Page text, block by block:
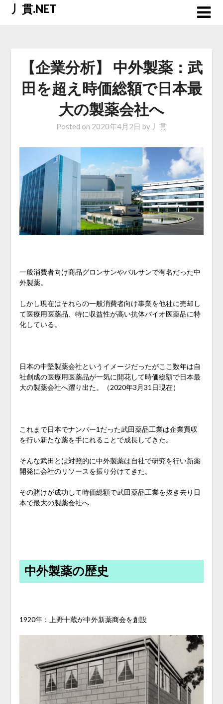
Skip丿貫.NET
【企業分析】 中外製薬：武
田を超え時価総額で日本最
大の製薬会社へ
Posted on 2020年4月2日 by 丿貫
一般消費者向け商品グロンサンやバルサンで有名だった中
外製薬。
しかし現在はそれらの一般消費者向け事業を他社に売却し
て医療用医薬品、特に収益性が高い抗体バイオ医薬品に特
化している。
日本の中堅製薬会社というイメージだったがここ数年は自
社創成の医療用医薬品が一気に開花して時価総額で日本最
大の製薬会社へ躍り出た。（2020年3月31日現在）
これまで日本でナンバー1だった武田薬品工業は企業買収
を行い新たな薬を手にれることで成長してきた。
そんな武田とは対照的に中外製薬は自社で研究を行い新薬
開発に会社のリソースを振り分けてきた。
その賭けが成功して時価総額で武田薬品工業を抜き去り日
本で最大の製薬会社へ
中外製薬の歴史
1920年：上野十蔵が中外新薬商会を創設